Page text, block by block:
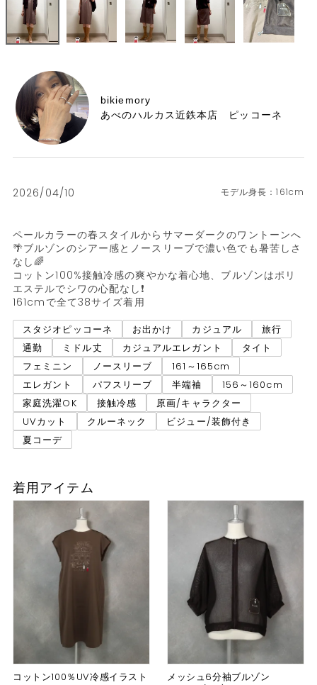
bikiemory
あべのハルカス近鉄本店 ピッコーネ
2026/04/10 161cm
ペールカラーの春スタイルからサマーダークのワントーンへ
🌴ブルゾンのシアー感とノースリーブで濃い色でも暑苦しさ
なし🌈
コットン100%接触冷感の爽やかな着心地、ブルゾンはポリ
エステルでシワの心配なし❗️
161cmで全て38サイズ着用
スタジオピッコーネ お出かけ カジュアル
旅行
通勤
ミドル丈 カジュアルエレガント
タイト
フェミニン
ノースリーブ
161～165cm
エレガント
パフスリーブ 半端袖
156～160cm
家庭洗濯OK
接触冷感
原画/キャラクター
UVカット
クルーネック
ビジュー/装飾付き
夏コーデ
着用アイテム
コットン100％UV冷感イラスト
メッシュ6分袖ブルゾン